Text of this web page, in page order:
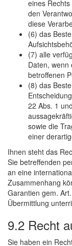
eines
den
diese
(6) das
(7) alle
Daten,
betroffenen
(8) das
22 Abs. 1
sowie die
einer
Ihnen steht das
Sie betreffenden
an eine
Zusammenhang
Garantien gem.
Übermittlung
9.2 Recht
Sie haben ein